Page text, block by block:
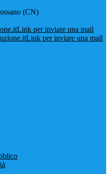
(CN)
Link per inviare una mail
Link per inviare una mail